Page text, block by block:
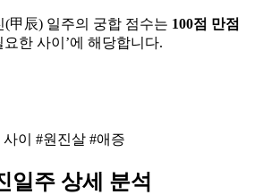
(甲辰) 일주의 궁합 점수는 100점 만점
한 사이 ’에 해당합니다.
이 #원진살 #애증
일주 상세 분석